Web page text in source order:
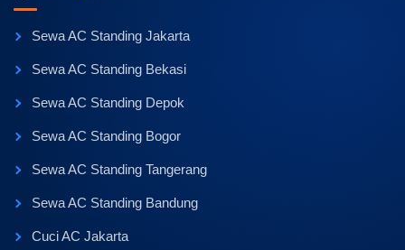
Sewa AC Standing Jakarta
Sewa AC Standing Bekasi
Sewa AC Standing Depok
Sewa AC Standing Bogor
Sewa AC Standing Tangerang
Sewa AC Standing Bandung
Cuci AC Jakarta